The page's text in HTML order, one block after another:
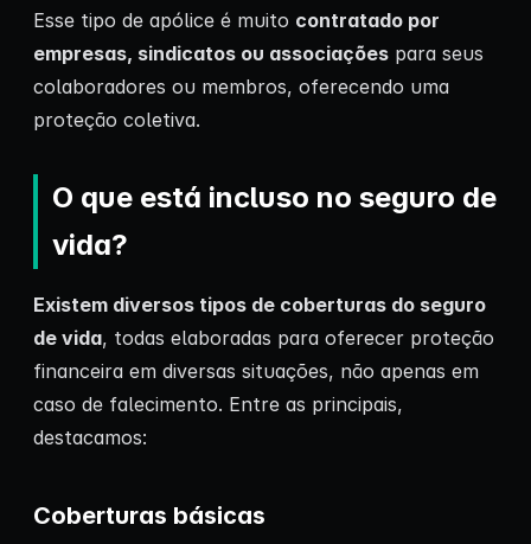
Esse tipo de apólice é muito contratado por
empresas, sindicatos ou associações para seus
colaboradores ou membros, oferecendo uma
proteção coletiva.
O que está incluso no seguro de
vida?
Existem diversos tipos de coberturas do seguro
de vida, todas elaboradas para oferecer proteção
financeira em diversas situações, não apenas em
caso de falecimento. Entre as principais,
destacamos:
Coberturas básicas